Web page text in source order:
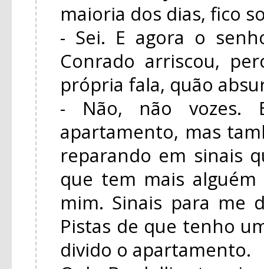
maioria dos dias, fico
- Sei. E agora o
Conrado arriscou,
própria fala, quão
- Não, não vozes.
apartamento, mas
reparando em sinais
que tem mais
mim. Sinais para me
Pistas de que tenho
divido o apartamento.